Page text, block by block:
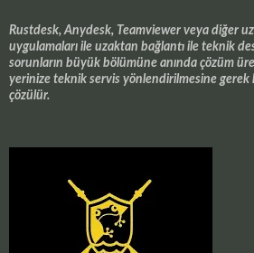
Rustdesk, Anydesk, Teamviewer veya diğer
uygulamaları ile uzaktan bağlantı ile teknik
sorunların büyük bölümüne anında çözüm
yerinize teknik servis yönlendirilmesine gerek
çözülür.